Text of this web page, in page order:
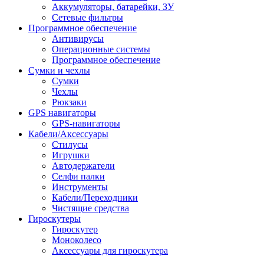
Аккумуляторы, батарейки, ЗУ
Сетевые фильтры
Программное обеспечение
Антивирусы
Операционные системы
Программное обеспечение
Сумки и чехлы
Сумки
Чехлы
Рюкзаки
GPS навигаторы
GPS-навигаторы
Кабели/Аксессуары
Стилусы
Игрушки
Автодержатели
Селфи палки
Инструменты
Кабели/Переходники
Чистящие средства
Гироскутеры
Гироскутер
Моноколесо
Аксессуары для гироскутера